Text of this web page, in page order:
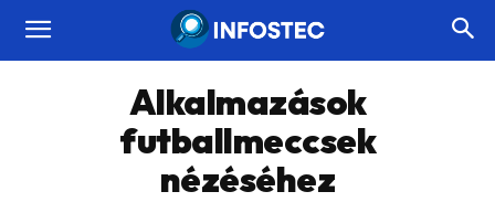
Alkalmazások
futballmeccsek
nézéséhez